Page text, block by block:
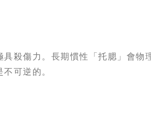
殺傷力。長期慣性「托腮」會
可逆的。